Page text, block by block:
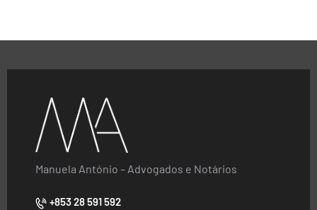
Manuela António – Advogados e Notários
+853 28 591 592